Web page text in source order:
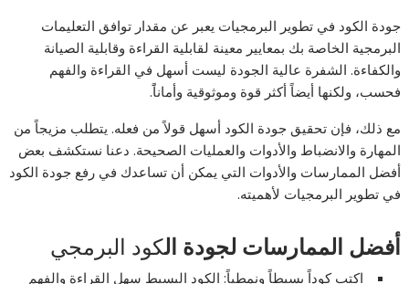
جودة الكود في تطوير البرمجيات يعبر عن مقدار توافق التعليمات
البرمجية الخاصة بك بمعايير معينة لقابلية القراءة وقابلية الصيانة
والكفاءة. الشفرة عالية الجودة ليست أسهل في القراءة والفهم
فحسب، ولكنها أيضاً أكثر قوة وموثوقية وأماناًَ.
مع ذلك، فإن تحقيق جودة الكود أسهل قولاً من فعله. يتطلب مزيجاً من
المهارة والانضباط والأدوات والعمليات الصحيحة. دعنا نستكشف بعض
أفضل الممارسات والأدوات التي يمكن أن تساعدك في رفع جودة الكود
في تطوير البرمجيات لأهميته.
أفضل الممارسات لجودة الكود البرمجي
اكتب كوداً بسيطاً ونمطياً: الكود البسيط سهل القراءة والفهم